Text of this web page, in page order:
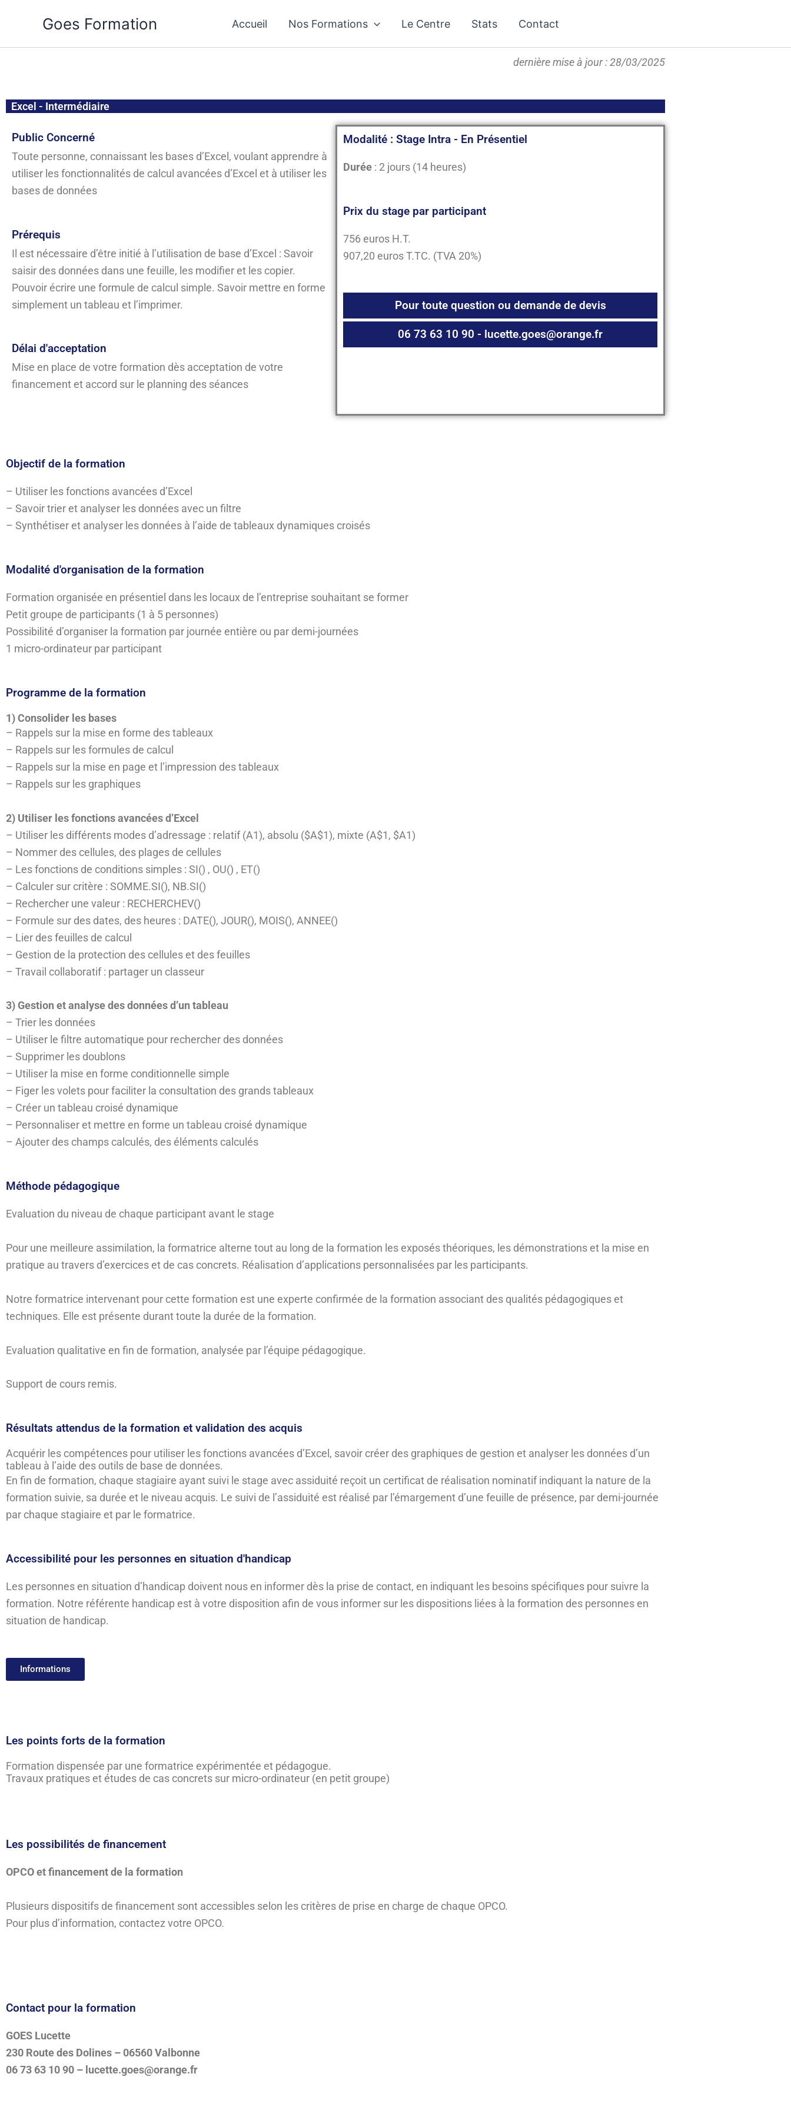
Goes Formation Accueil Nos Formations Le Centre Stats Contact
dernière mise à jour : 28/03/2025
Excel - Intermédiaire
Public Concerné
Toute personne, connaissant les bases d’Excel, voulant apprendre à
utiliser les fonctionnalités de calcul avancées d’Excel et à utiliser les
bases de données
Prérequis
Il est nécessaire d’être initié à l’utilisation de base d’Excel : Savoir
saisir des données dans une feuille, les modifier et les copier.
Pouvoir écrire une formule de calcul simple. Savoir mettre en forme
simplement un tableau et l’imprimer.
Délai d'acceptation
Mise en place de votre formation dès acceptation de votre
financement et accord sur le planning des séances
Modalité : Stage Intra - En Présentiel
Durée : 2 jours (14 heures)
Prix du stage par participant
756 euros H.T.
907,20 euros T.TC. (TVA 20%)
Pour toute question ou demande de devis
06 73 63 10 90 - lucette.goes@orange.fr
Objectif de la formation
– Utiliser les fonctions avancées d’Excel
– Savoir trier et analyser les données avec un filtre
– Synthétiser et analyser les données à l’aide de tableaux dynamiques croisés
Modalité d'organisation de la formation
Formation organisée en présentiel dans les locaux de l’entreprise souhaitant se former
Petit groupe de participants (1 à 5 personnes)
Possibilité d’organiser la formation par journée entière ou par demi-journées
1 micro-ordinateur par participant
Programme de la formation
1) Consolider les bases
– Rappels sur la mise en forme des tableaux
– Rappels sur les formules de calcul
– Rappels sur la mise en page et l’impression des tableaux
– Rappels sur les graphiques
2) Utiliser les fonctions avancées d’Excel
– Utiliser les différents modes d’adressage : relatif (A1), absolu ($A$1), mixte (A$1, $A1)
– Nommer des cellules, des plages de cellules
– Les fonctions de conditions simples : SI() , OU() , ET()
– Calculer sur critère : SOMME.SI(), NB.SI()
– Rechercher une valeur : RECHERCHEV()
– Formule sur des dates, des heures : DATE(), JOUR(), MOIS(), ANNEE()
– Lier des feuilles de calcul
– Gestion de la protection des cellules et des feuilles
– Travail collaboratif : partager un classeur
3) Gestion et analyse des données d’un tableau
– Trier les données
– Utiliser le filtre automatique pour rechercher des données
– Supprimer les doublons
– Utiliser la mise en forme conditionnelle simple
– Figer les volets pour faciliter la consultation des grands tableaux
– Créer un tableau croisé dynamique
– Personnaliser et mettre en forme un tableau croisé dynamique
– Ajouter des champs calculés, des éléments calculés
Méthode pédagogique
Evaluation du niveau de chaque participant avant le stage
Pour une meilleure assimilation, la formatrice alterne tout au long de la formation les exposés théoriques, les démonstrations et la mise en
pratique au travers d’exercices et de cas concrets. Réalisation d’applications personnalisées par les participants.
Notre formatrice intervenant pour cette formation est une experte confirmée de la formation associant des qualités pédagogiques et
techniques. Elle est présente durant toute la durée de la formation.
Evaluation qualitative en fin de formation, analysée par l’équipe pédagogique.
Support de cours remis.
Résultats attendus de la formation et validation des acquis
Acquérir les compétences pour utiliser les fonctions avancées d’Excel, savoir créer des graphiques de gestion et analyser les données d’un
tableau à l’aide des outils de base de données.
En fin de formation, chaque stagiaire ayant suivi le stage avec assiduité reçoit un certificat de réalisation nominatif indiquant la nature de la
formation suivie, sa durée et le niveau acquis. Le suivi de l’assiduité est réalisé par l’émargement d’une feuille de présence, par demi-journée
par chaque stagiaire et par le formatrice.
Accessibilité pour les personnes en situation d'handicap
Les personnes en situation d’handicap doivent nous en informer dès la prise de contact, en indiquant les besoins spécifiques pour suivre la
formation. Notre référente handicap est à votre disposition afin de vous informer sur les dispositions liées à la formation des personnes en
situation de handicap.
Informations
Les points forts de la formation
Formation dispensée par une formatrice expérimentée et pédagogue.
Travaux pratiques et études de cas concrets sur micro-ordinateur (en petit groupe)
Les possibilités de financement
OPCO et financement de la formation
Plusieurs dispositifs de financement sont accessibles selon les critères de prise en charge de chaque OPCO.
Pour plus d’information, contactez votre OPCO.
Contact pour la formation
GOES Lucette
230 Route des Dolines – 06560 Valbonne
06 73 63 10 90 – lucette.goes@orange.fr